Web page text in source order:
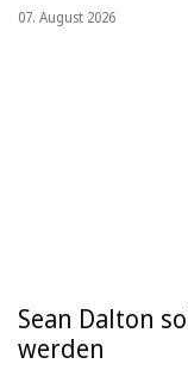
07. August 2026
Sean Dalton
werden